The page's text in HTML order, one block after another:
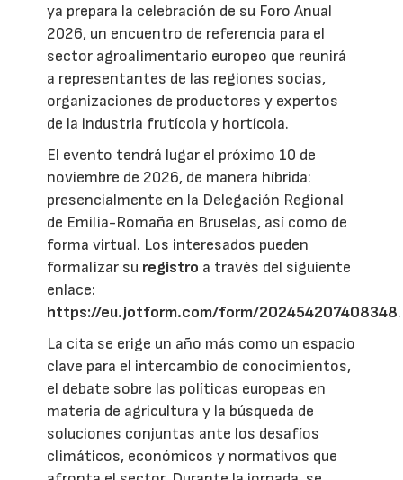
ya prepara la celebración de su Foro Anual
2026, un encuentro de referencia para el
sector agroalimentario europeo que reunirá
a representantes de las regiones socias,
organizaciones de productores y expertos
de la industria frutícola y hortícola.
El evento tendrá lugar el próximo 10 de
noviembre de 2026, de manera híbrida:
presencialmente en la Delegación Regional
de Emilia-Romaña en Bruselas, así como de
forma virtual. Los interesados pueden
formalizar su registro a través del siguiente
enlace:
https://eu.jotform.com/form/202454207408348.
La cita se erige un año más como un espacio
clave para el intercambio de conocimientos,
el debate sobre las políticas europeas en
materia de agricultura y la búsqueda de
soluciones conjuntas ante los desafíos
climáticos, económicos y normativos que